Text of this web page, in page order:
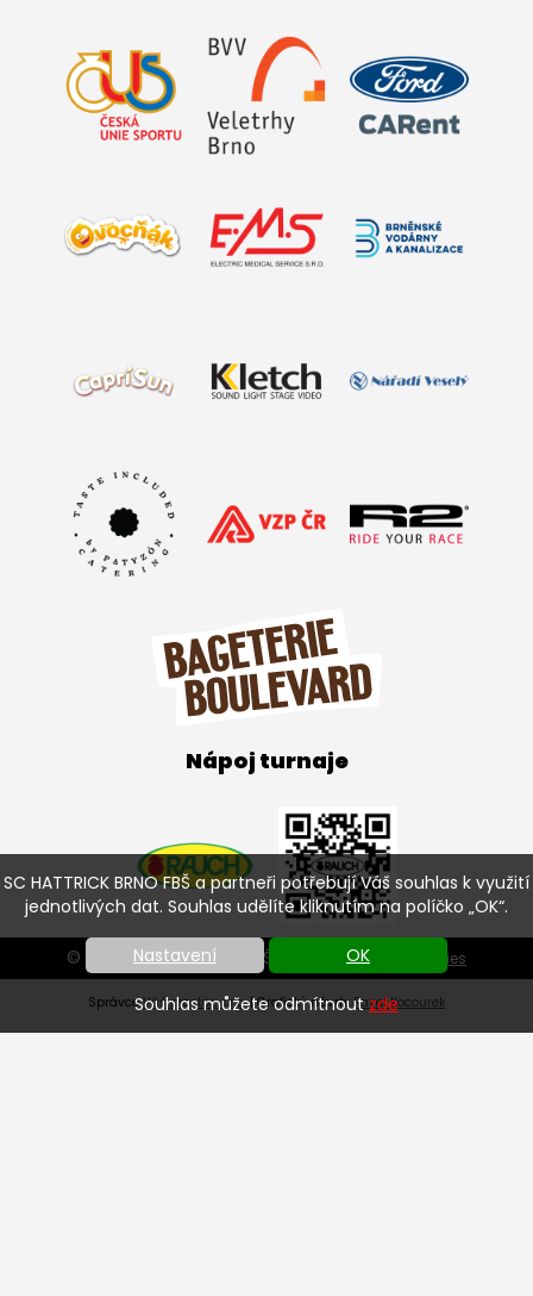
SC HATTRICK BRNO FBŠ a partneři potřebují Váš souhlas k využití
jednotlivých dat. Souhlas udělíte kliknutím na políčko „OK“.
Nastavení OK
Souhlas můžete odmítnoutzde
Nápoj turnaje
© SC HATTRICK BRNO FBŠ 2026 | Nastavení cookies
SprávceVáš prostor, s.r.o.| Grafický návrh: Pavel Kocourek